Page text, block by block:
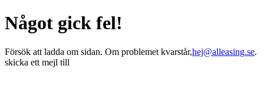
Något gick fel!
Försök att ladda om sidan. Om problemet kvarstår,hej@alleasing.se.
skicka ett mejl till